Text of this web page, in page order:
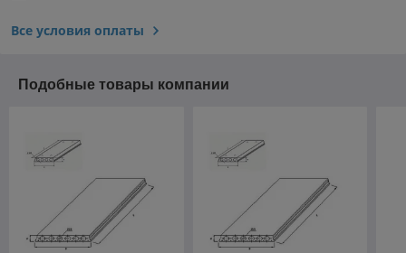
Все условия оплаты
Подобные товары компании